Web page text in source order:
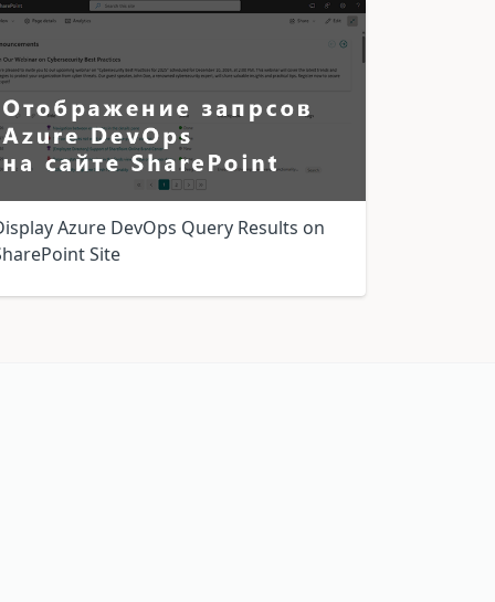
Azure DevOps Query Results on
Site